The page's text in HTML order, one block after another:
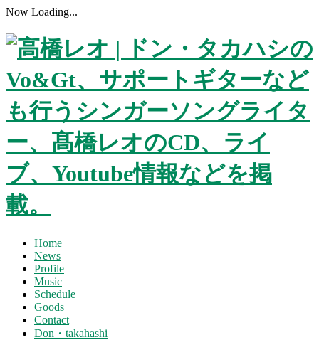
Now Loading...
Home
News
Profile
Music
Schedule
Goods
Contact
Don・takahashi